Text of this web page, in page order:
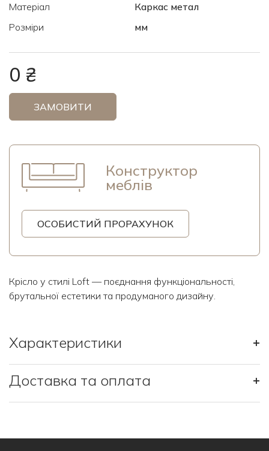
Матеріал
Каркас метал
Розміри
мм
0 ₴
ЗАМОВИТИ
Конструктор
меблів
ОСОБИСТИЙ ПРОРАХУНОК
Крісло у стилі Loft — поєднання функціональності,
брутальної естетики та продуманого дизайну.
Характеристики +
Доставка та оплата +